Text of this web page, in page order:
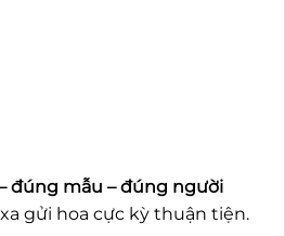
đúng mẫu – đúng người
gửi hoa cực kỳ thuận tiện.